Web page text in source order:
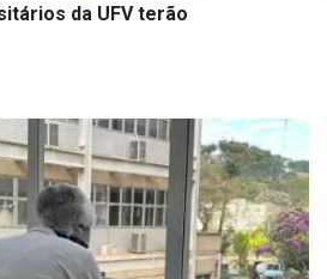
da UFV terão